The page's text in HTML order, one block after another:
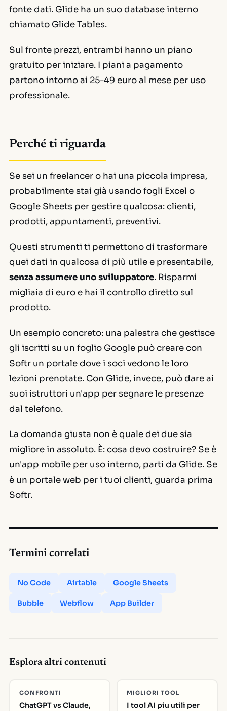
fonte dati. Glide ha un suo database interno
chiamato Glide Tables.
Sul fronte prezzi, entrambi hanno un piano
gratuito per iniziare. I piani a pagamento
partono intorno ai 25-49 euro al mese per uso
professionale.
Perché ti riguarda
Se sei un freelancer o hai una piccola impresa,
probabilmente stai già usando fogli Excel o
Google Sheets per gestire qualcosa: clienti,
prodotti, appuntamenti, preventivi.
Questi strumenti ti permettono di trasformare
quei dati in qualcosa di più utile e presentabile,
senza assumere uno sviluppatore. Risparmi
migliaia di euro e hai il controllo diretto sul
prodotto.
Un esempio concreto: una palestra che gestisce
gli iscritti su un foglio Google può creare con
Softr un portale dove i soci vedono le loro
lezioni prenotate. Con Glide, invece, può dare ai
suoi istruttori un'app per segnare le presenze
dal telefono.
La domanda giusta non è quale dei due sia
migliore in assoluto. È:cosa devo costruire? Se è
un'app mobile per uso interno, parti da Glide. Se
è un portale web per i tuoi clienti, guarda prima
Softr.
Termini correlati
No Code Airtable Google Sheets
Bubble Webflow App Builder
Esplora altri contenuti
CONFRONTI
ChatGPT vs Claude,
MIGLIORI TOOL
I tool AI piu utili per